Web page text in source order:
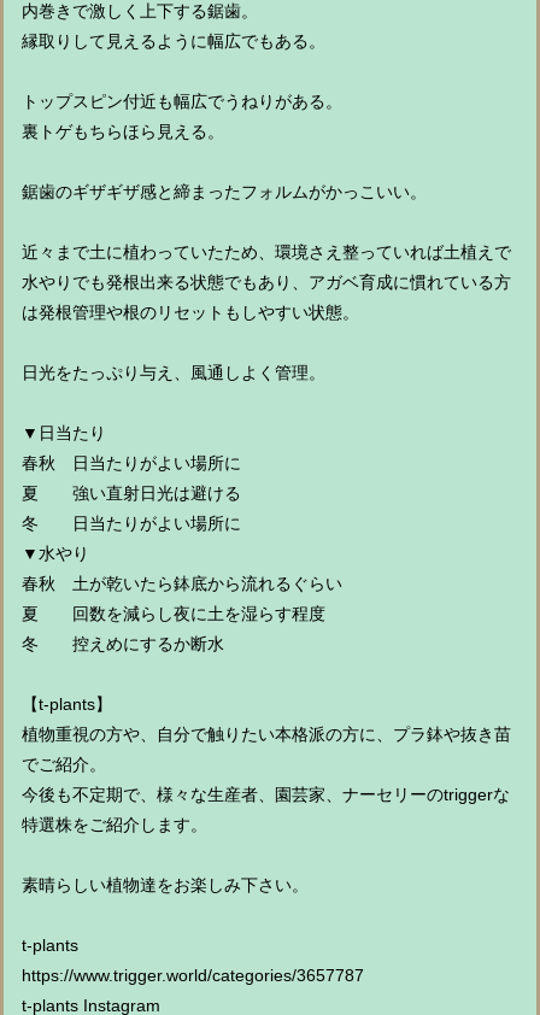
内巻きで激しく上下する鋸歯。
縁取りして見えるように幅広でもある。
トップスピン付近も幅広でうねりがある。
裏トゲもちらほら見える。
鋸歯のギザギザ感と締まったフォルムがかっこいい。
近々まで土に植わっていたため、環境さえ整っていれば土植えで
水やりでも発根出来る状態でもあり、アガベ育成に慣れている方
は発根管理や根のリセットもしやすい状態。
日光をたっぷり与え、風通しよく管理。
▼日当たり
春秋 日当たりがよい場所に
夏 強い直射日光は避ける
冬 日当たりがよい場所に
▼水やり
春秋 土が乾いたら鉢底から流れるぐらい
夏 回数を減らし夜に土を湿らす程度
冬 控えめにするか断水
【t-plants】
植物重視の方や、自分で触りたい本格派の方に、プラ鉢や抜き苗
でご紹介。
今後も不定期で、様々な生産者、園芸家、ナーセリーのtriggerな
特選株をご紹介します。
素晴らしい植物達をお楽しみ下さい。
t-plants
https://www.trigger.world/categories/3657787
t-plants Instagram